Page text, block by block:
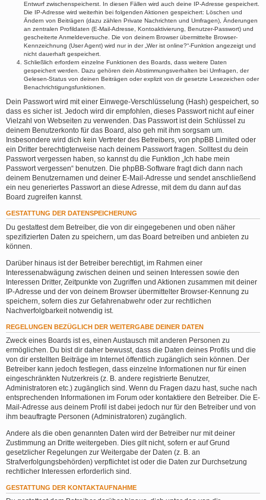
Entwurf zwischenspeicherst. In diesen Fällen wird auch deine IP-Adresse gespeichert.
Die IP-Adresse wird weiterhin bei folgenden Aktionen gespeichert: Löschen und
Ändern von Beiträgen (dazu zählen Private Nachrichten und Umfragen), Änderungen
an zentralen Profildaten (E-Mail-Adresse, Kontoaktivierung, Benutzer-Passwort) und
gescheiterte Anmeldeversuche. Die von deinem Browser übermittelte Browser-
Kennzeichnung (User Agent) wird nur in der „Wer ist online?“-Funktion angezeigt und
nicht dauerhaft gespeichert.
Schließlich erfordern einzelne Funktionen des Boards, dass weitere Daten
gespeichert werden. Dazu gehören dein Abstimmungsverhalten bei Umfragen, der
Gelesen-Status von deinen Beiträgen oder explizit von dir gesetzte Lesezeichen oder
Benachrichtigungsfunktionen.
Dein Passwort wird mit einer Einwege-Verschlüsselung (Hash) gespeichert, so
dass es sicher ist. Jedoch wird dir empfohlen, dieses Passwort nicht auf einer
Vielzahl von Webseiten zu verwenden. Das Passwort ist dein Schlüssel zu
deinem Benutzerkonto für das Board, also geh mit ihm sorgsam um.
Insbesondere wird dich kein Vertreter des Betreibers, von phpBB Limited oder
ein Dritter berechtigterweise nach deinem Passwort fragen. Solltest du dein
Passwort vergessen haben, so kannst du die Funktion „Ich habe mein
Passwort vergessen“ benutzen. Die phpBB-Software fragt dich dann nach
deinem Benutzernamen und deiner E-Mail-Adresse und sendet anschließend
ein neu generiertes Passwort an diese Adresse, mit dem du dann auf das
Board zugreifen kannst.
GESTATTUNG DER DATENSPEICHERUNG
Du gestattest dem Betreiber, die von dir eingegebenen und oben näher
spezifizierten Daten zu speichern, um das Board betreiben und anbieten zu
können.
Darüber hinaus ist der Betreiber berechtigt, im Rahmen einer
Interessenabwägung zwischen deinen und seinen Interessen sowie den
Interessen Dritter, Zeitpunkte von Zugriffen und Aktionen zusammen mit deiner
IP-Adresse und der von deinem Browser übermittelter Browser-Kennung zu
speichern, sofern dies zur Gefahrenabwehr oder zur rechtlichen
Nachverfolgbarkeit notwendig ist.
REGELUNGEN BEZÜGLICH DER WEITERGABE DEINER DATEN
Zweck eines Boards ist es, einen Austausch mit anderen Personen zu
ermöglichen. Du bist dir daher bewusst, dass die Daten deines Profils und die
von dir erstellten Beiträge im Internet öffentlich zugänglich sein können. Der
Betreiber kann jedoch festlegen, dass einzelne Informationen nur für einen
eingeschränkten Nutzerkreis (z. B. andere registrierte Benutzer,
Administratoren etc.) zugänglich sind. Wenn du Fragen dazu hast, suche nach
entsprechenden Informationen im Forum oder kontaktiere den Betreiber. Die E-
Mail-Adresse aus deinem Profil ist dabei jedoch nur für den Betreiber und von
ihm beauftragte Personen (Administratoren) zugänglich.
Andere als die oben genannten Daten wird der Betreiber nur mit deiner
Zustimmung an Dritte weitergeben. Dies gilt nicht, sofern er auf Grund
gesetzlicher Regelungen zur Weitergabe der Daten (z. B. an
Strafverfolgungsbehörden) verpflichtet ist oder die Daten zur Durchsetzung
rechtlicher Interessen erforderlich sind.
GESTATTUNG DER KONTAKTAUFNAHME